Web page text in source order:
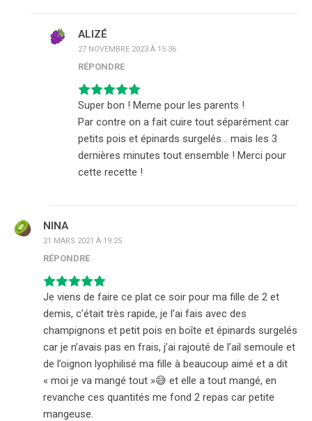
ALIZÉ
27 NOVEMBRE 2023 À 15:36
RÉPONDRE
Super bon ! Meme pour les parents !
Par contre on a fait cuire tout séparément car
petits pois et épinards surgelés… mais les 3
dernières minutes tout ensemble ! Merci pour
cette recette !
NINA
21 MARS 2021 À 19:25
RÉPONDRE
Je viens de faire ce plat ce soir pour ma fille de 2 et
demis, c’était très rapide, je l’ai fais avec des
champignons et petit pois en boîte et épinards surgelés
car je n’avais pas en frais, j’ai rajouté de l’ail semoule et
de l’oignon lyophilisé ma fille à beaucoup aimé et a dit
« moi je va mangé tout »😅 et elle a tout mangé, en
revanche ces quantités me fond 2 repas car petite
mangeuse.